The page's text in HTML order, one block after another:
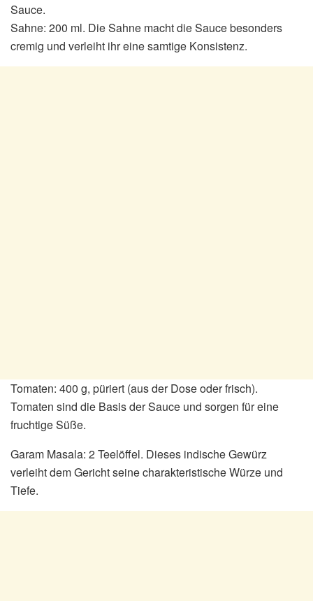
Sauce.
Sahne: 200 ml. Die Sahne macht die Sauce besonders
cremig und verleiht ihr eine samtige Konsistenz.
Tomaten: 400 g, püriert (aus der Dose oder frisch).
Tomaten sind die Basis der Sauce und sorgen für eine
fruchtige Süße.
Garam Masala: 2 Teelöffel. Dieses indische Gewürz
verleiht dem Gericht seine charakteristische Würze und
Tiefe.